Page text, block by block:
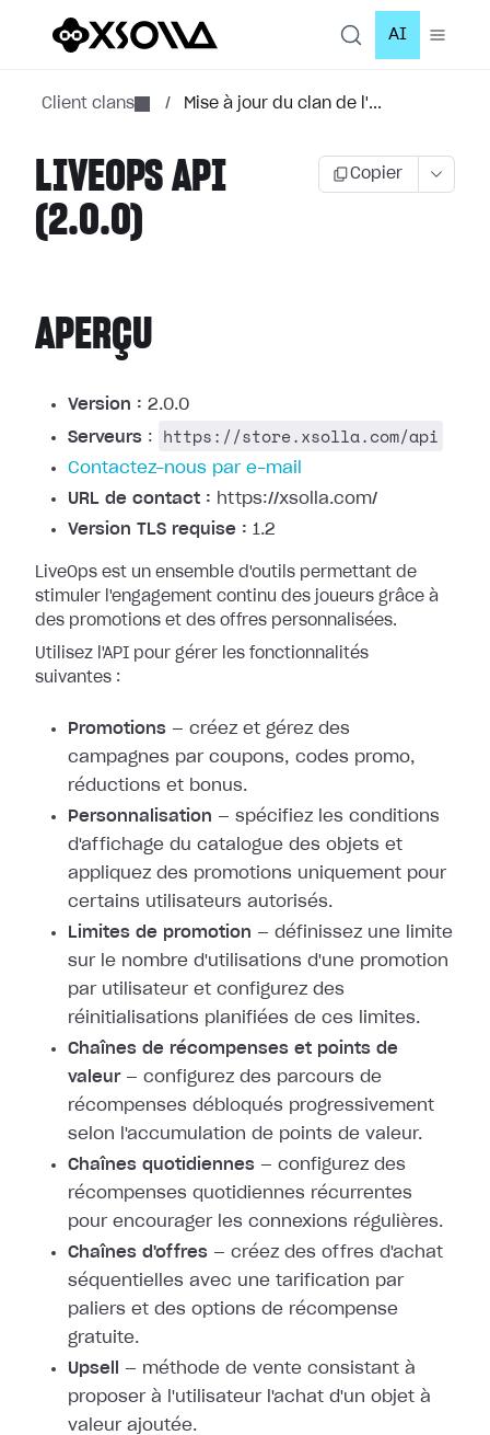
AI
Client clans / Mise à jour du clan de l'...
LIVEOPS API
(2.0.0)
Copier
APERÇU
Version : 2.0.0
Serveurs : https://store.xsolla.com/api
Contactez-nous par e-mail
URL de contact : https://xsolla.com/
Version TLS requise : 1.2
LiveOps est un ensemble d'outils permettant de
stimuler l'engagement continu des joueurs grâce à
des promotions et des offres personnalisées.
Utilisez l'API pour gérer les fonctionnalités
suivantes :
Promotions — créez et gérez des
campagnes par coupons, codes promo,
réductions et bonus.
Personnalisation — spécifiez les conditions
d'affichage du catalogue des objets et
appliquez des promotions uniquement pour
certains utilisateurs autorisés.
Limites de promotion — définissez une limite
sur le nombre d'utilisations d'une promotion
par utilisateur et configurez des
réinitialisations planifiées de ces limites.
Chaînes de récompenses et points de
valeur— configurez des parcours de
récompenses débloqués progressivement
selon l'accumulation de points de valeur.
Chaînes quotidiennes — configurez des
récompenses quotidiennes récurrentes
pour encourager les connexions régulières.
Chaînes d'offres — créez des offres d'achat
séquentielles avec une tarification par
paliers et des options de récompense
gratuite.
Upsell
— méthode de vente consistant à
proposer à l'utilisateur l'achat d'un objet à
valeur ajoutée.